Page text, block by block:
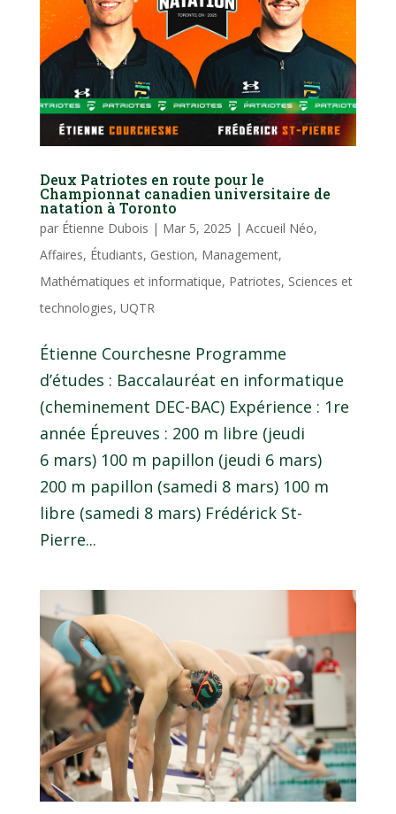
Deux Patriotes en route pour le
Championnat canadien universitaire de
natation à Toronto
par Étienne Dubois | Mar 5, 2025 | Accueil Néo,
Affaires, Étudiants, Gestion, Management,
Mathématiques et informatique, Patriotes, Sciences et
technologies, UQTR
Étienne Courchesne Programme
d’études : Baccalauréat en informatique
(cheminement DEC-BAC) Expérience : 1re
année Épreuves : 200 m libre (jeudi
6 mars) 100 m papillon (jeudi 6 mars)
200 m papillon (samedi 8 mars) 100 m
libre (samedi 8 mars) Frédérick St-
Pierre...